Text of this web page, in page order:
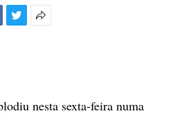
nesta sexta-feira numa